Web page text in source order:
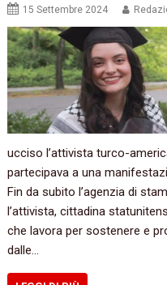
15 Settembre 2024
ucciso l’attivista turco-
partecipava a una
Fin da subito l’agenzia di
l’attivista, cittadina
che lavora per sostenere e
dalle…